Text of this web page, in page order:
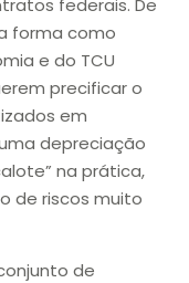
federais. De
forma como
e do TCU
precificar o
em
depreciação
na prática,
de riscos muito
de